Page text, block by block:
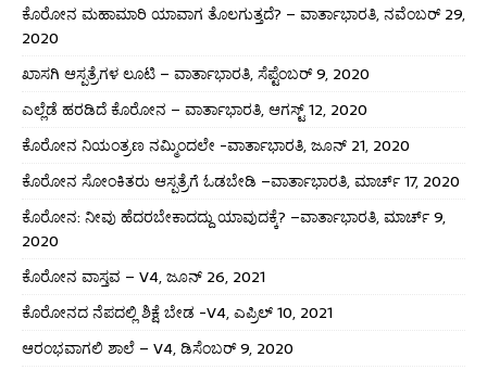
ಕೊರೋನ ಮಹಾಮಾರಿ ಯಾವಾಗ ತೊಲಗುತ್ತದೆ? – ವಾರ್ತಾಭಾರತಿ, ನವೆಂಬರ್ 29,
2020
ಖಾಸಗಿ ಆಸ್ಪತ್ರೆಗಳ ಲೂಟಿ – ವಾರ್ತಾಭಾರತಿ, ಸೆಪ್ಟೆಂಬರ್ 9, 2020
ಎಲ್ಲೆಡೆ ಹರಡಿದೆ ಕೊರೋನ – ವಾರ್ತಾಭಾರತಿ, ಆಗಸ್ಟ್ 12, 2020
ಕೊರೋನ ನಿಯಂತ್ರಣ ನಮ್ಮಿಂದಲೇ -ವಾರ್ತಾಭಾರತಿ, ಜೂನ್ 21, 2020
ಕೊರೋನ ಸೋಂಕಿತರು ಆಸ್ಪತ್ರೆಗೆ ಓಡಬೇಡಿ –ವಾರ್ತಾಭಾರತಿ, ಮಾರ್ಚ್ 17, 2020
ಕೊರೋನ: ನೀವು ಹೆದರಬೇಕಾದದ್ದು ಯಾವುದಕ್ಕೆ? –ವಾರ್ತಾಭಾರತಿ, ಮಾರ್ಚ್ 9,
2020
ಕೊರೋನ ವಾಸ್ತವ – V4, ಜೂನ್ 26, 2021
ಕೊರೋನದ ನೆಪದಲ್ಲಿ ಶಿಕ್ಷೆ ಬೇಡ -V4, ಎಪ್ರಿಲ್ 10, 2021
ಆರಂಭವಾಗಲಿ ಶಾಲೆ – V4, ಡಿಸೆಂಬರ್ 9, 2020